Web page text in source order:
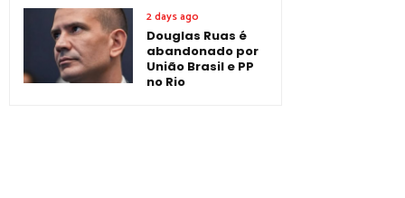
2 days ago
Douglas Ruas é
abandonado por
União Brasil e PP
no Rio